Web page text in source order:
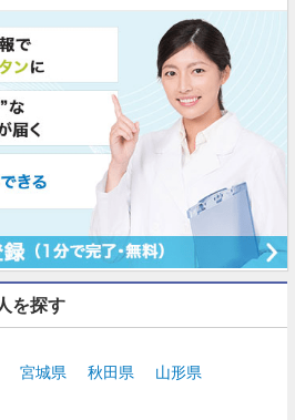
を探す
宮城県 秋田県
山形県